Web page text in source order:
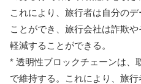
これにより、旅行者は自分の
ことができ、旅行会社は詐欺
軽減することができる。
* 透明性ブロックチェーンは、
で維持する。これにより、旅